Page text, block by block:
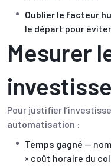
Oublier le facteur
le départ pour
Mesurer
Pour justifier
automatisation :
Temps gagné —
× coût horaire du